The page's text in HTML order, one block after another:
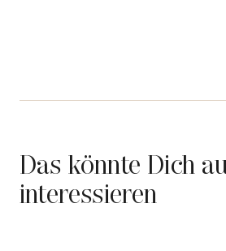
Das könnte Dich
interessieren